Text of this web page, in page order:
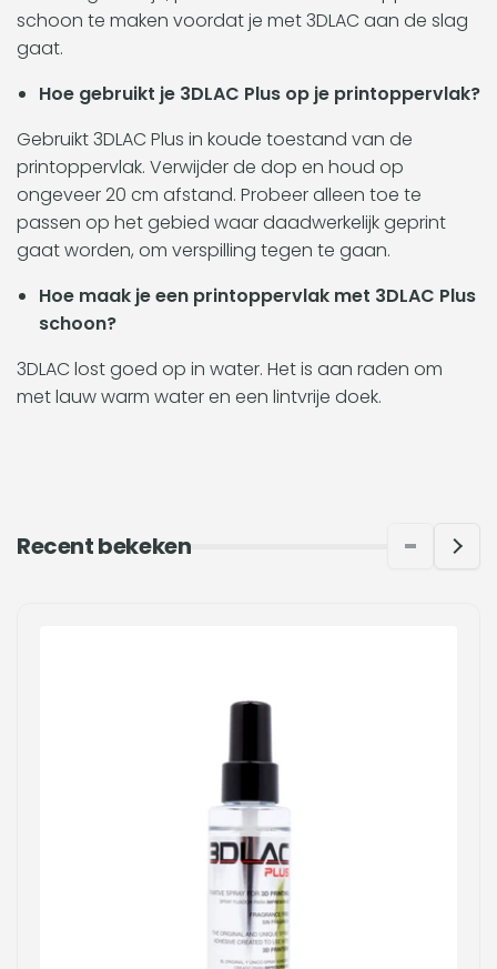
schoon te maken voordat je met 3DLAC aan de slag
gaat.
Hoe gebruikt je 3DLAC Plus op je printoppervlak?
Gebruikt 3DLAC Plus in koude toestand van de
printoppervlak. Verwijder de dop en houd op
ongeveer 20 cm afstand. Probeer alleen toe te
passen op het gebied waar daadwerkelijk geprint
gaat worden, om verspilling tegen te gaan.
Hoe maak je een printoppervlak met 3DLAC Plus
schoon?
3DLAC lost goed op in water. Het is aan raden om
met lauw warm water en een lintvrije doek.
Recent bekeken